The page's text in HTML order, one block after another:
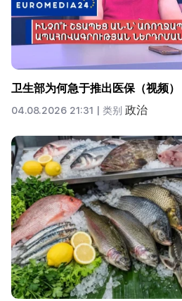
卫生部为何急于推出医保（视频）
04.08.2026 21:31 | 类别 政治